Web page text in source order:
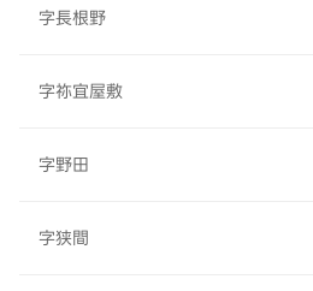
字長根野
字祢宜屋敷
字野田
字狭間